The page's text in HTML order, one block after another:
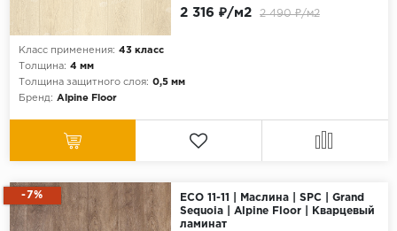
Класс применения: 43 класс
Толщина: 4 мм
Толщина защитного слоя: 0,5 мм
Бренд: Alpine Floor
2 316 ₽/м2 2 490 ₽/м2
-7%
ECO 11-11 | Маслина | SPC | Grand
Sequoia | Alpine Floor | Кварцевый
ламинат